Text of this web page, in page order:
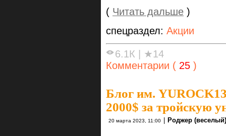
( Читать дальше )
спецраздел: Акции
6.1К | ★14
Комментарии ( 25 )
Блог им.
2000$ за тройскую
20 марта 2023, 11:00 | Роджер